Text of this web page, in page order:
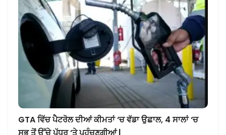
GTA ਵਿੱਚ ਪੈਟਰੋਲ ਦੀਆਂ ਕੀਮਤਾਂ ‘ਚ ਵੱਡਾ ਉਛਾਲ, 4 ਸਾਲਾਂ ‘ਚ